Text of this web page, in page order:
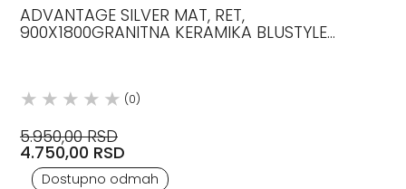
ADVANTAGE SILVER MAT, RET,
900X1800GRANITNA KERAMIKA BLUSTYLE
(0)
5.950,00 RSD
4.750,00 RSD
Dostupno odmah